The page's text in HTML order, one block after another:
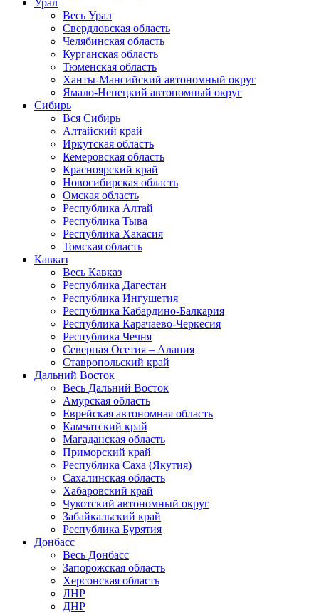
Урал
Весь Урал
Свердловская область
Челябинская область
Курганская область
Тюменская область
Ханты-Мансийский автономный округ
Ямало-Ненецкий автономный округ
Сибирь
Вся Сибирь
Алтайский край
Иркутская область
Кемеровская область
Красноярский край
Новосибирская область
Омская область
Республика Алтай
Республика Тыва
Республика Хакасия
Томская область
Кавказ
Весь Кавказ
Республика Дагестан
Республика Ингушетия
Республика Кабардино-Балкария
Республика Карачаево-Черкесия
Республика Чечня
Северная Осетия – Алания
Ставропольский край
Дальний Восток
Весь Дальний Восток
Амурская область
Еврейская автономная область
Камчатский край
Магаданская область
Приморский край
Республика Саха (Якутия)
Сахалинская область
Хабаровский край
Чукотский автономный округ
Забайкальский край
Республика Бурятия
Донбасс
Весь Донбасс
Запорожская область
Херсонская область
ЛНР
ДНР